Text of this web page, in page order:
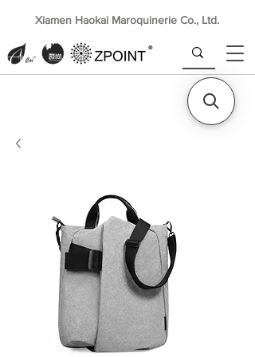
Xiamen Haokai Maroquinerie Co., Ltd.